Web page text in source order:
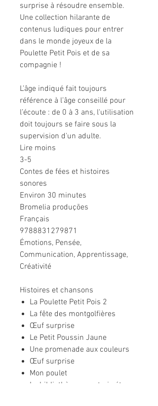
surprise à résoudre ensemble.
Une collection hilarante de
contenus ludiques pour entrer
dans le monde joyeux de la
Poulette Petit Pois et de sa
compagnie !
L’âge indiqué fait toujours
référence à l’âge conseillé pour
l’écoute : de 0 à 3 ans, l'utilisation
doit toujours se faire sous la
supervision d'un adulte.
Lire moins
3-5
Contes de fées et histoires
sonores
Environ 30 minutes
Bromelia produções
Français
9788831279871
Émotions, Pensée,
Communication, Apprentissage,
Créativité
Histoires et chansons
La Poulette Petit Pois 2
La fête des montgolfières
Œuf surprise
Le Petit Poussin Jaune
Une promenade aux couleurs
Œuf surprise
Mon poulet
La bibliothèque aux trois étages